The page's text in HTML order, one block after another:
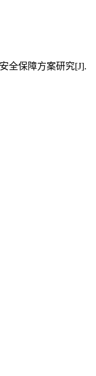
全保障方案研究[J].